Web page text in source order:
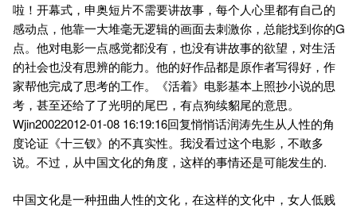
啦！开幕式，申奥短片不需要讲故事，每个人心里都有自己的
感动点，他靠一大堆毫无逻辑的画面去刺激你，总能找到你的G
点。他对电影一点感觉都没有，也没有讲故事的欲望，对生活
的社会也没有思辨的能力。他的好作品都是原作者写得好，作
家帮他完成了思考的工作。《活着》电影基本上照抄小说的思
考，甚至还给了了光明的尾巴，有点狗续貂尾的意思。
Wjin20022012-01-08 16:19:16回复悄悄话润涛先生从人性的角
度论证《十三钗》的不真实性。我没看过这个电影，不敢多
说。不过，从中国文化的角度，这样的事情还是可能发生的.
中国文化是一种扭曲人性的文化，在这样的文化中，女人低贱